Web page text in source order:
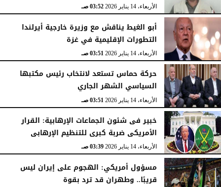
الأربعاء، 14 يناير 2026 03:52 صـ
أبو الغيط يناقش مع وزيرة خارجية أيرلندا
التطورات الإقليمية في غزة
الأربعاء، 14 يناير 2026 03:51 صـ
حركة حماس تستعد لانتخاب رئيس مكتبها
السياسي الشهر الجاري
الأربعاء، 14 يناير 2026 03:51 صـ
خبير فى شئون الجماعات الإرهابية: القرار
الأمريكى ضربة كبرى للتنظيم الإرهابى
الأربعاء، 14 يناير 2026 03:39 صـ
مسؤول أمريكي: الهجوم على إيران ليس
قريبًا.. وطهران قد ترد بقوة